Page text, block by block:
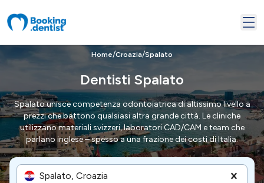
Home/Croazia/Spalato
Dentisti Spalato
Spalato unisce competenza odontoiatrica di altissimo livello a
prezzi che battono qualsiasi altra grande città. Le cliniche
utilizzano materiali svizzeri, laboratori CAD/CAM e team che
parlano inglese – spesso a una frazione dei costi di Italia.
Spalato, Croazia